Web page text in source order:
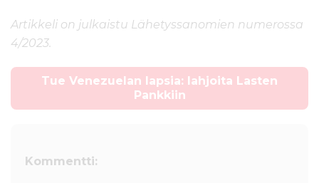
Artikkeli on julkaistu Lähetyssanomien numerossa
4/2023.
Tue Venezuelan lapsia: lahjoita Lasten
Pankkiin
Kommentti: